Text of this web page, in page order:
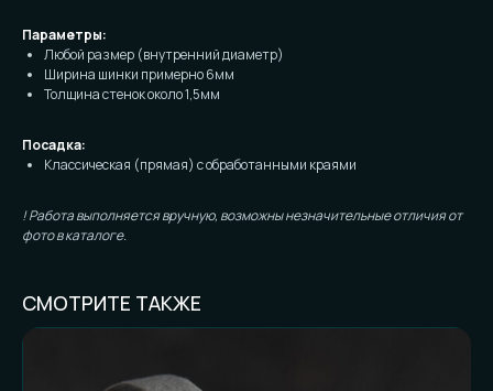
Параметры:
Любой размер (внутренний диаметр)
Ширина шинки примерно 6мм
Толщина стенок около 1,5мм
Посадка:
Классическая (прямая) с обработанными краями
! Работа выполняется вручную, возможны незначительные отличия от
фото в каталоге.
СМОТРИТЕ ТАКЖЕ